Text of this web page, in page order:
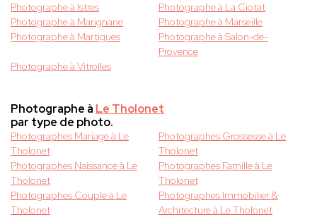
Photographe à Istres
Photographe à La Ciotat
Photographe à Marignane
Photographe à Marseille
Photographe à Martigues
Photographe à Salon-de-
Provence
Photographe à Vitrolles
Photographe à Le Tholonet
par type de photo.
Photographes Mariage à Le
Tholonet
Photographes Grossesse à Le
Tholonet
Photographes Naissance à Le
Tholonet
Photographes Famille à Le
Tholonet
Photographes Couple à Le
Tholonet
Photographes Immobilier &
Architecture à Le Tholonet